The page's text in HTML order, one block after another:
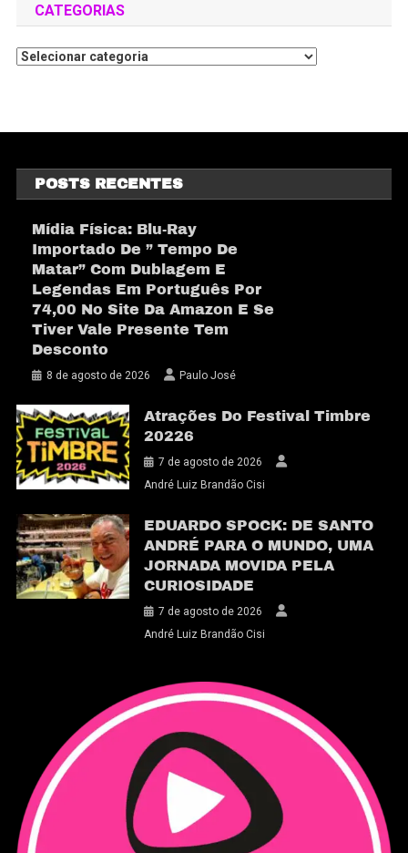
CATEGORIAS
POSTS RECENTES
Mídia Física: Blu-Ray
Importado De ” Tempo De
Matar” Com Dublagem E
Legendas Em Português Por
74,00 No Site Da Amazon E Se
Tiver Vale Presente Tem
Desconto
8 de agosto de 2026 Paulo José
Atrações Do Festival Timbre
20226
7 de agosto de 2026
André Luiz Brandão Cisi
EDUARDO SPOCK: DE SANTO
ANDRÉ PARA O MUNDO, UMA
JORNADA MOVIDA PELA
CURIOSIDADE
7 de agosto de 2026
André Luiz Brandão Cisi